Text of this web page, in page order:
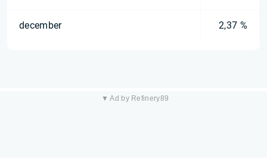
december 2,37 %
▼ Ad by Refinery89